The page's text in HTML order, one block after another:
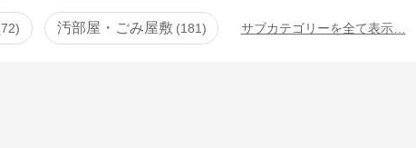
72 汚部屋・ごみ屋敷 181 サブカテゴリーを全て表示…